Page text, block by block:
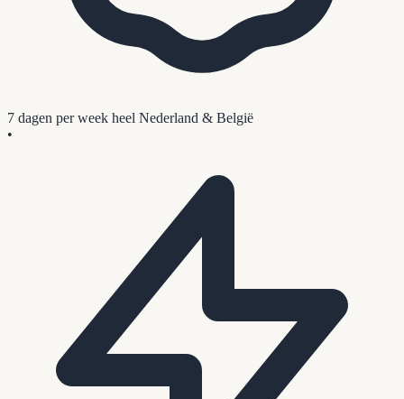
7 dagen per week heel Nederland & België
•